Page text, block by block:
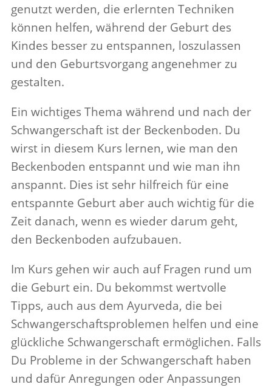
genutzt werden, die erlernten Tech­niken
können helfen, während der Geburt des
Kindes besser zu entspannen, loszu­lassen
und den Geburtsvor­gang angenehmer zu
gestalten.
Ein wichtiges Thema während und nach der
Schwanger­schaft ist der Beck­en­boden. Du
wirst in diesem Kurs lernen, wie man den
Beck­en­boden entspannt und wie man ihn
anspannt. Dies ist sehr hil­freich für eine
entspannte Geburt aber auch wichtig für die
Zeit danach, wenn es wieder darum geht,
den Beck­en­boden aufzubauen.
Im Kurs gehen wir auch auf Fragen rund um
die Geburt ein. Du bekommst wertvolle
Tipps, auch aus dem Ayurveda, die bei
Schwanger­schaft­sprob­lemen helfen und eine
glück­liche Schwanger­schaft ermöglichen. Falls
Du Prob­leme in der Schwanger­schaft haben
und dafür Anre­gungen oder Anpas­sungen